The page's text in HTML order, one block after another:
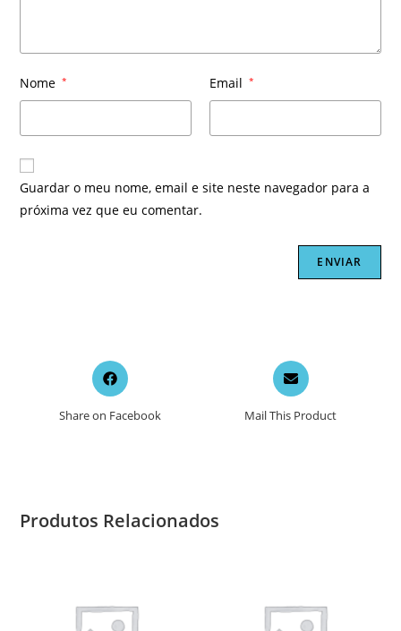
Nome * Email *
Guardar o meu nome, email e site neste navegador para a
próxima vez que eu comentar.
Opens
in
new
Share on Facebook
Opens
in
a
new
Mail This Product
Produtos Relacionados